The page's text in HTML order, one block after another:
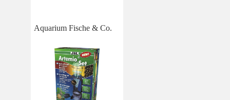
Aquarium Fische & Co.